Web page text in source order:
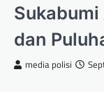
Sukabumi
dan
media polisi